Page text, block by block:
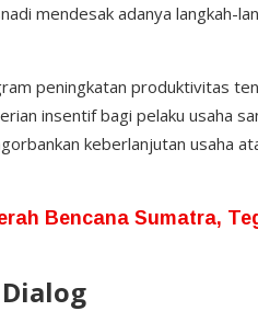
mendesak adanya langkah-
peningkatan produktivitas
insentif bagi pelaku usaha
keberlanjutan usaha
Bencana Sumatra,